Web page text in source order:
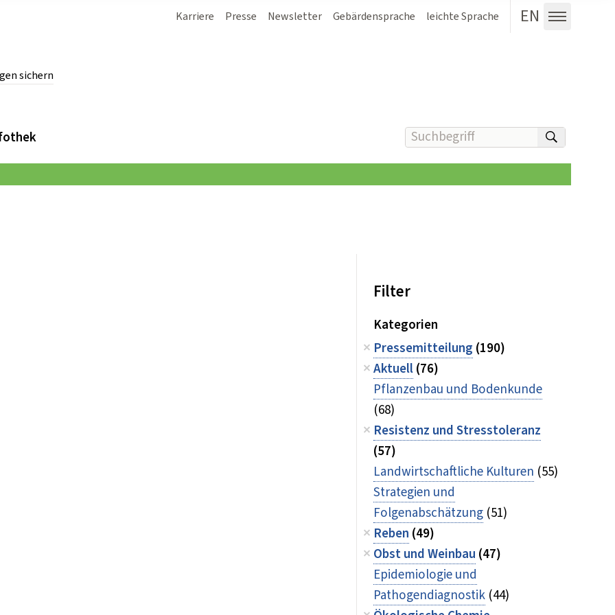
sichern
Karriere Presse Newsletter Gebärdensprache leichte Sprache EN
Menü
Suchbegriff(e) eingeben
Filter
Kategorien
Pressemitteilung (190)
Aktuell(76)
Pflanzenbau und Bodenkunde
(68)
Resistenz und Stresstoleranz
(57)
Landwirtschaftliche Kulturen (55)
Strategien und
Folgenabschätzung (51)
Reben (49)
Obst und Weinbau (47)
Epidemiologie und
Pathogendiagnostik (44)